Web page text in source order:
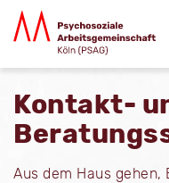
Kontakt-
Aus dem Haus